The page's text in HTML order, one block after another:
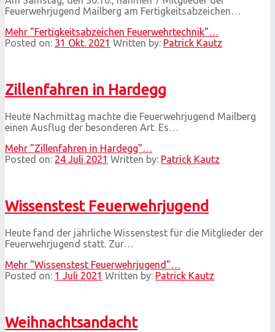
Feuerwehrjugend Mailberg am Fertigkeitsabzeichen…
Mehr "Fertigkeitsabzeichen Feuerwehrtechnik"…
Posted on: 31 Okt. 2021 Written by: Patrick Kautz
Zillenfahren in Hardegg
Heute Nachmittag machte die Feuerwehrjugend Mailberg
einen Ausflug der besonderen Art. Es…
Mehr "Zillenfahren in Hardegg"…
Posted on: 24 Juli 2021 Written by: Patrick Kautz
Wissenstest Feuerwehrjugend
Heute fand der jährliche Wissenstest für die Mitglieder der
Feuerwehrjugend statt. Zur…
Mehr "Wissenstest Feuerwehrjugend"…
Posted on: 1 Juli 2021 Written by: Patrick Kautz
Weihnachtsandacht